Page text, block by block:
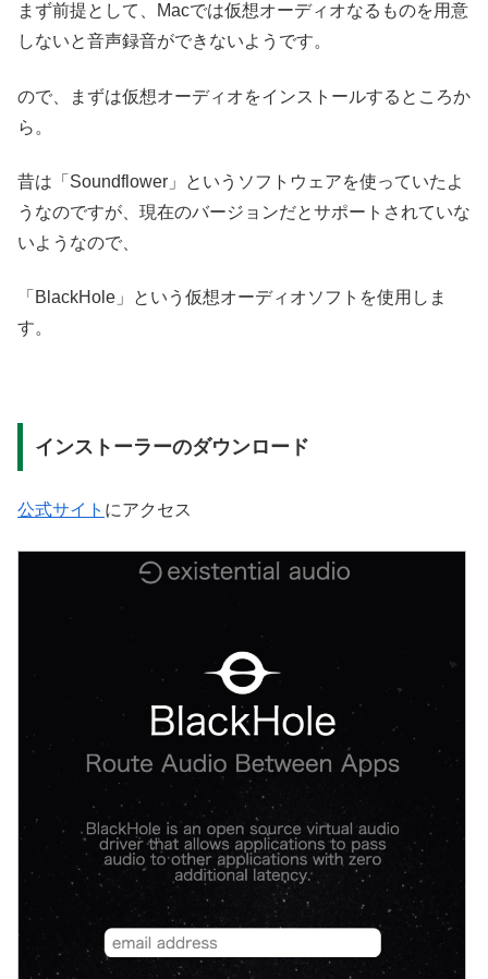
まず前提として、Macでは仮想オーディオなるものを用意
しないと音声録音ができないようです。
ので、まずは仮想オーディオをインストールするところか
ら。
昔は「Soundflower」というソフトウェアを使っていたよ
うなのですが、現在のバージョンだとサポートされていな
いようなので、
「BlackHole」という仮想オーディオソフトを使用しま
す。
インストーラーのダウンロード
公式サイト にアクセス